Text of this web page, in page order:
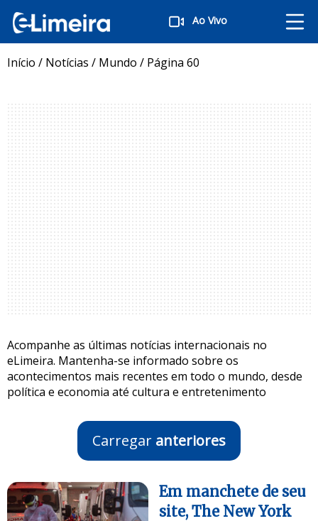
Ao Vivo
Início / Notícias / Mundo / Página 60
Acompanhe as últimas notícias internacionais no
eLimeira. Mantenha-se informado sobre os
acontecimentos mais recentes em todo o mundo, desde
política e economia até cultura e entretenimento
Carregar anteriores
Em manchete de seu
site, The New York